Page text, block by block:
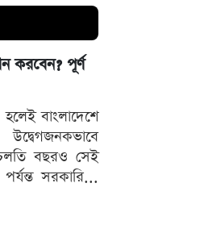
বাজুসের
বিশেষ
ও
করবেন? পূর্ণ
বাংলাদেশে
বছরও সেই
সরকারি...